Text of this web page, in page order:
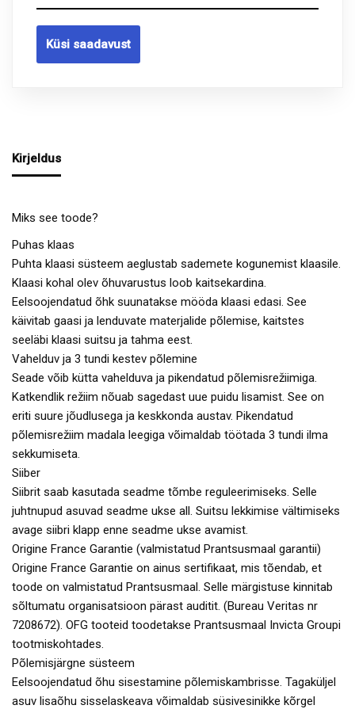
Küsi saadavust
Kirjeldus
Miks see toode?
Puhas klaas
Puhta klaasi süsteem aeglustab sademete kogunemist klaasile.
Klaasi kohal olev õhuvarustus loob kaitsekardina.
Eelsoojendatud õhk suunatakse mööda klaasi edasi. See
käivitab gaasi ja lenduvate materjalide põlemise, kaitstes
seeläbi klaasi suitsu ja tahma eest.
Vahelduv ja 3 tundi kestev põlemine
Seade võib kütta vahelduva ja pikendatud põlemisrežiimiga.
Katkendlik režiim nõuab sagedast uue puidu lisamist. See on
eriti suure jõudlusega ja keskkonda austav. Pikendatud
põlemisrežiim madala leegiga võimaldab töötada 3 tundi ilma
sekkumiseta.
Siiber
Siibrit saab kasutada seadme tõmbe reguleerimiseks. Selle
juhtnupud asuvad seadme ukse all. Suitsu lekkimise vältimiseks
avage siibri klapp enne seadme ukse avamist.
Origine France Garantie (valmistatud Prantsusmaal garantii)
Origine France Garantie on ainus sertifikaat, mis tõendab, et
toode on valmistatud Prantsusmaal. Selle märgistuse kinnitab
sõltumatu organisatsioon pärast auditit. (Bureau Veritas nr
7208672). OFG tooteid toodetakse Prantsusmaal Invicta Groupi
tootmiskohtades.
Põlemisjärgne süsteem
Eelsoojendatud õhu sisestamine põlemiskambrisse. Tagaküljel
asuv lisaõhu sisselaskeava võimaldab süsivesinikke kõrgel